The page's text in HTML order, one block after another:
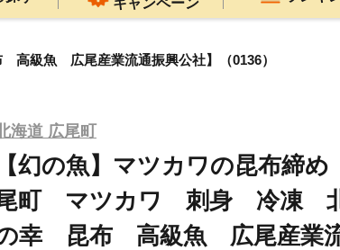
キャンペーン
級魚 広尾産業流通振興公社】（0136）
海道 広尾町
【幻の魚】マツカワの昆布締
町 マツカワ 刺身 冷凍
幸 昆布 高級魚 広尾産業